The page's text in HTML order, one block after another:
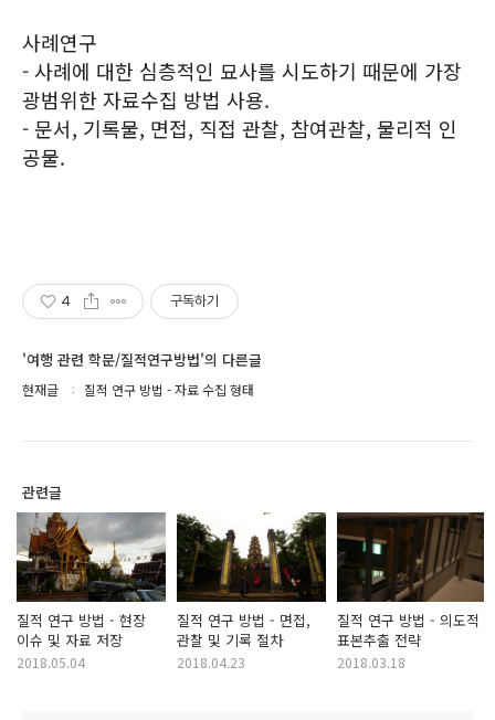
사례연구
- 사례에 대한 심층적인 묘사를 시도하기 때문에 가장
광범위한 자료수집 방법 사용.
- 문서, 기록물, 면접, 직접 관찰, 참여관찰, 물리적 인
공물.
4 구독하기
'여행 관련 학문/질적연구방법'의 다른글
현재글 질적 연구 방법 - 자료 수집 형태
관련글
질적 연구 방법 - 현장
이슈 및 자료 저장
2018.05.04
질적 연구 방법 - 면접,
관찰 및 기록 절차
2018.04.23
질적 연구 방법 - 의도적
표본추출 전략
2018.03.18